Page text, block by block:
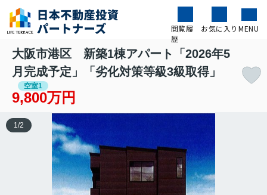
閲覧履
歴
お気に入り MENU
大阪市港区 新築1棟アパート「2026年5
月完成予定」「劣化対策等級3級取得」
空室1
9,800万円
1 /2